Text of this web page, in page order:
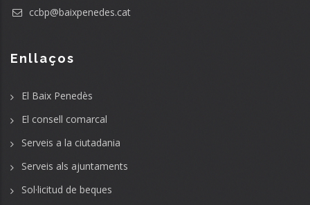
ccbp@baixpenedes.cat
Enllaços
El Baix Penedès
El consell comarcal
Serveis a la ciutadania
Serveis als ajuntaments
Sol·licitud de beques